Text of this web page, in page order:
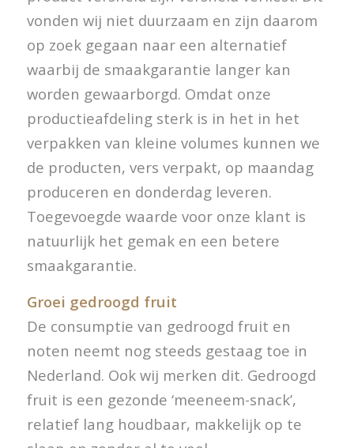
vonden wij niet duurzaam en zijn daarom
op zoek gegaan naar een alternatief
waarbij de smaakgarantie langer kan
worden gewaarborgd. Omdat onze
productieafdeling sterk is in het in het
verpakken van kleine volumes kunnen we
de producten, vers verpakt, op maandag
produceren en donderdag leveren.
Toegevoegde waarde voor onze klant is
natuurlijk het gemak en een betere
smaakgarantie.
Groei gedroogd fruit
De consumptie van gedroogd fruit en
noten neemt nog steeds gestaag toe in
Nederland. Ook wij merken dit. Gedroogd
fruit is een gezonde ‘meeneem-snack’,
relatief lang houdbaar, makkelijk op te